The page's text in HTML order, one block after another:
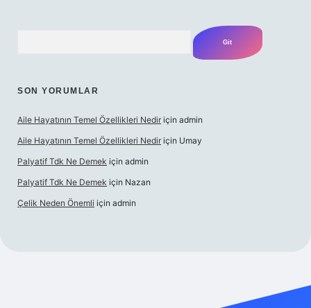
SON YORUMLAR
Aile Hayatının Temel Özellikleri Nedir için admin
Aile Hayatının Temel Özellikleri Nedir için Umay
Palyatif Tdk Ne Demek için admin
Palyatif Tdk Ne Demek için Nazan
Çelik Neden Önemli için admin